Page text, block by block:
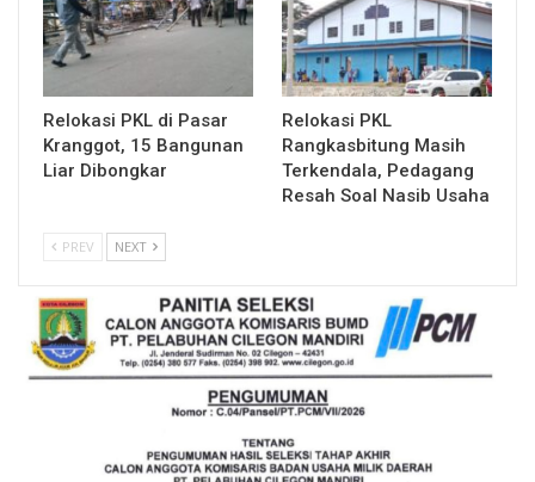
Relokasi PKL di Pasar
Kranggot, 15 Bangunan
Liar Dibongkar
Relokasi PKL
Rangkasbitung Masih
Terkendala, Pedagang
Resah Soal Nasib Usaha
PREV NEXT